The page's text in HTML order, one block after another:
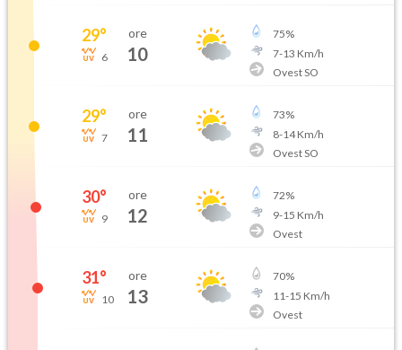
29°
6
ore
10
75%
7-13 Km/h
Ovest SO
29°
7
ore
11
73%
8-14Km/h
Ovest SO
30°
9
ore
12
72%
9-15 Km/h
Ovest
31°
10
ore
13
70%
11-15 Km/h
Ovest